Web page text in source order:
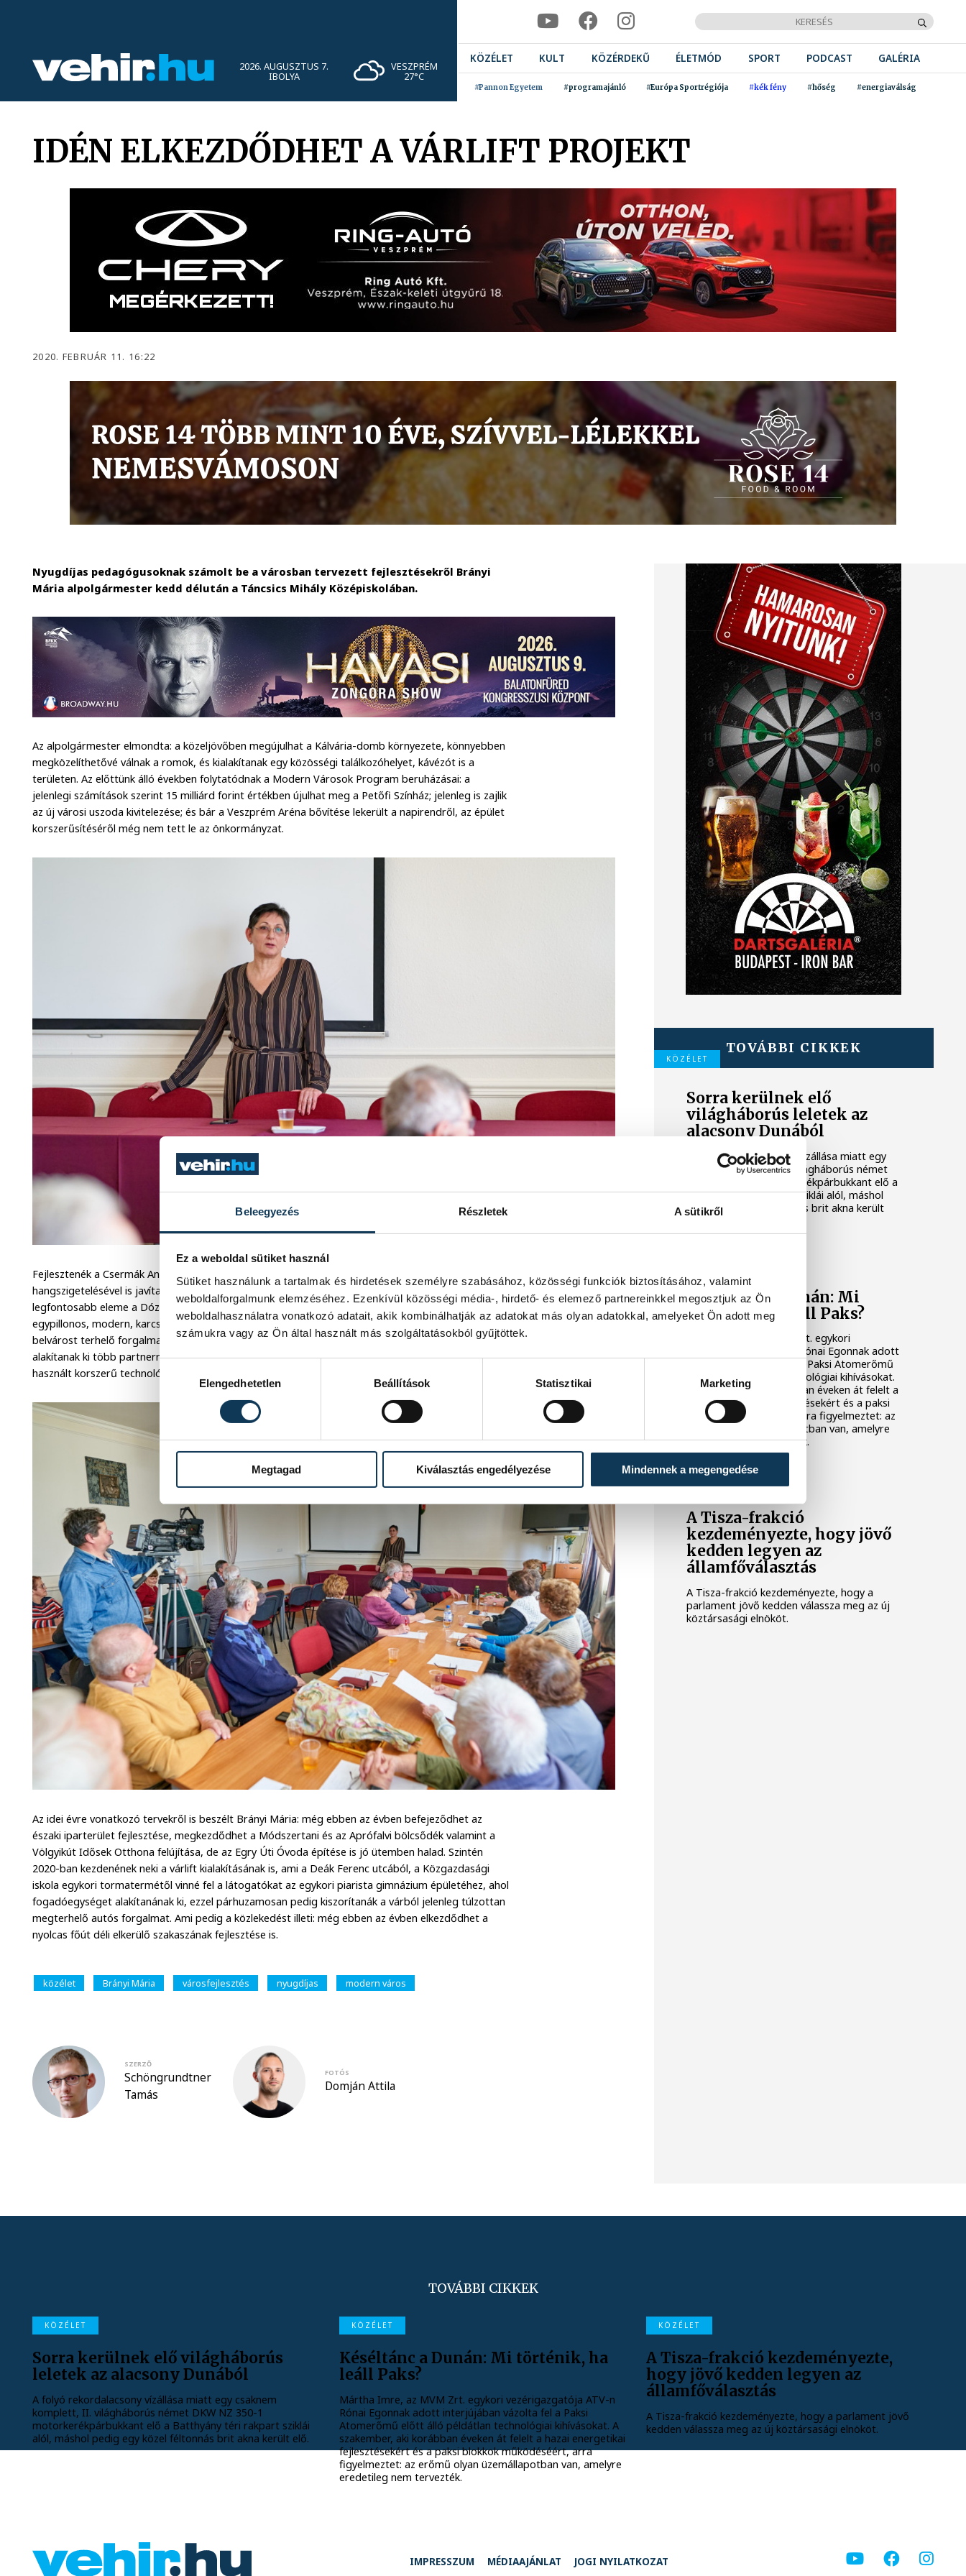
Beleegyezés Részletek A sütikről
Ez a weboldal sütiket használ
Sütiket használunk a tartalmak és hirdetések személyre szabásához, közösségi funkciók biztosításához, valamint
weboldalforgalmunk elemzéséhez. Ezenkívül közösségi média-, hirdető- és elemező partnereinkkel megosztjuk az Ön
weboldalhasználatra vonatkozó adatait, akik kombinálhatják az adatokat más olyan adatokkal, amelyeket Ön adott meg
számukra vagy az Ön által használt más szolgáltatásokból gyűjtöttek.
Elengedhetetlen
Beállítások Statisztikai Marketing
Megtagad Kiválasztás engedélyezése Mindennek a megengedése
2026. AUGUSZTUS 7.
IBOLYA
VESZPRÉM
27°C
KÖZÉLET KULT KÖZÉRDEKŰ ÉLETMÓD SPORT PODCAST GALÉRIA
#Pannon Egyetem #programajánló #Európa Sportrégiója #kék fény #hőség #energiaválság
IDÉN ELKEZDŐDHET A VÁRLIFT PROJEKT
2020. FEBRUÁR 11. 16:22
Nyugdíjas pedagógusoknak számolt be a városban tervezett fejlesztésekről Brányi
Mária alpolgármester kedd délután a Táncsics Mihály Középiskolában.
Az alpolgármester elmondta: a közeljövőben megújulhat a Kálvária-domb környezete, könnyebben
megközelíthetővé válnak a romok, és kialakítanak egy közösségi találkozóhelyet, kávézót is a
területen. Az előttünk álló években folytatódnak a Modern Városok Program beruházásai: a
jelenlegi számítások szerint 15 milliárd forint értékben újulhat meg a Petőfi Színház; jelenleg is zajlik
az új városi uszoda kivitelezése; és bár a Veszprém Aréna bővítése lekerült a napirendről, az épület
korszerűsítéséről még nem tett le az önkormányzat.
Fejlesztenék a Csermák Antal Zeneiskolát is, ami egy újabb szinttel bővülne és a meglévő tantermek
hangszigetelésével is javítanák az oktatás zavartalanságát. A Modern Városok Program talán
legfontosabb eleme a Dózsavárost a Jutasi lakóteleppel összekötő új, 350 méter fesztávolságú,
egypillonos, modern, karcsú szerkezetű völgyhíd lesz, ami várhatóan jelentősen mérsékli majd a
belvárost terhelő forgalmat. A híd várhatóan 2023-ra készül el. A Házgyári úton kisiparos parkot
alakítanak ki több partnerrel együttműködve, ahol a szakmunkás tanulók az iparban jelenleg is
használt korszerű technológiákat sajátíthatják el.
Az idei évre vonatkozó tervekről is beszélt Brányi Mária: még ebben az évben befejeződhet az
északi iparterület fejlesztése, megkezdődhet a Módszertani és az Aprófalvi bölcsődék valamint a
Völgyikút Idősek Otthona felújítása, de az Egry Úti Óvoda építése is jó ütemben halad. Szintén
2020-ban kezdenének neki a várlift kialakításának is, ami a Deák Ferenc utcából, a Közgazdasági
iskola egykori tormatermétől vinné fel a látogatókat az egykori piarista gimnázium épületéhez, ahol
fogadóegységet alakítanának ki, ezzel párhuzamosan pedig kiszorítanák a várból jelenleg túlzottan
megterhelő autós forgalmat. Ami pedig a közlekedést illeti: még ebben az évben elkezdődhet a
nyolcas főút déli elkerülő szakaszának fejlesztése is.
közélet Brányi Mária városfejlesztés nyugdíjas modern város
SZERZŐ
Schöngrundtner
Tamás
FOTÓS
Domján Attila
TOVÁBBI CIKKEK
KÖZÉLET
Sorra kerülnek elő
világháborús leletek az
alacsony Dunából
A folyó rekordalacsony vízállása miatt egy
csaknem komplett, II. világháborús német
DKW NZ 350-1 motorkerékpárbukkant elő a
Batthyány téri rakpart sziklái alól, máshol
pedig egy közel féltonnás brit akna került
Késéltánc a Dunán: Mi
történik, ha leáll Paks?
Mártha Imre, az MVM Zrt. egykori
vezérigazgatója ATV-n Rónai Egonnak adott
interjújában vázolta fel a Paksi Atomerőmű
előtt álló példátlan technológiai kihívásokat.
A szakember, aki korábban éveken át felelt a
hazai energetikai fejlesztésekért és a paksi
blokkok működéséért, arra figyelmeztet: az
erőmű olyan üzemállapotban van, amelyre
eredetileg nem tervezték.
KÖZÉLET
A Tisza-frakció
kezdeményezte, hogy jövő
kedden legyen az
államfőválasztás
A Tisza-frakció kezdeményezte, hogy a
parlament jövő kedden válassza meg az új
köztársasági elnököt.
TOVÁBBI CIKKEK
KÖZÉLET
Sorra kerülnek elő világháborús
leletek az alacsony Dunából
A folyó rekordalacsony vízállása miatt egy csaknem
komplett, II. világháborús német DKW NZ 350-1
motorkerékpárbukkant elő a Batthyány téri rakpart sziklái
alól, máshol pedig egy közel féltonnás brit akna került elő.
KÖZÉLET
Késéltánc a Dunán: Mi történik, ha
leáll Paks?
Mártha Imre, az MVM Zrt. egykori vezérigazgatója ATV-n
Rónai Egonnak adott interjújában vázolta fel a Paksi
Atomerőmű előtt álló példátlan technológiai kihívásokat. A
szakember, aki korábban éveken át felelt a hazai energetikai
fejlesztésekért és a paksi blokkok működéséért, arra
figyelmeztet: az erőmű olyan üzemállapotban van, amelyre
eredetileg nem tervezték.
KÖZÉLET
A Tisza-frakció kezdeményezte,
hogy jövő kedden legyen az
államfőválasztás
A Tisza-frakció kezdeményezte, hogy a parlament jövő
kedden válassza meg az új köztársasági elnököt.
IMPRESSZUM MÉDIAAJÁNLAT JOGI NYILATKOZAT